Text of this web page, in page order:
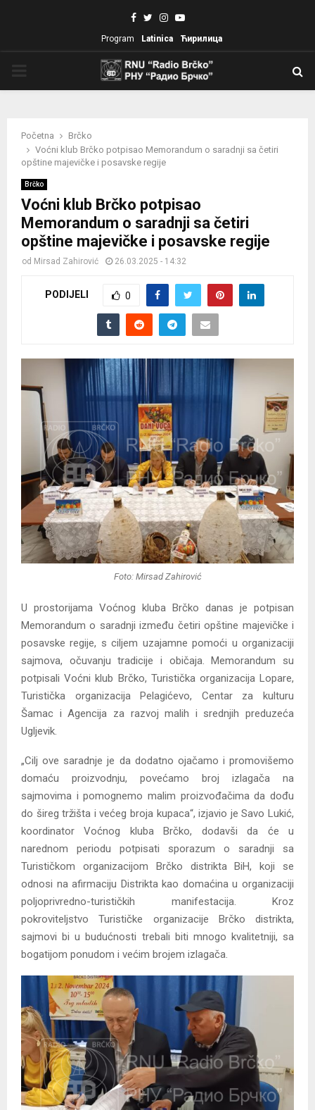
Facebook
TwitterInstagram
Youtube
Program Latinica Ћирилица
Početna
Brčko
Voćni klub Brčko potpisao Memorandum o saradnji sa četiri
opštine majevičke i posavske regije
Brčko
Voćni klub Brčko potpisao
Memorandum o saradnji sa četiri
opštine majevičke i posavske regije
od Mirsad Zahirović 26.03.2025 - 14:32
PODIJELI 0
Foto: Mirsad Zahirović
U prostorijama Voćnog kluba Brčko danas je potpisan
Memorandum o saradnji između četiri opštine majevičke i
posavske regije, s ciljem uzajamne pomoći u organizaciji
sajmova, očuvanju tradicije i običaja. Memorandum su
potpisali Voćni klub Brčko, Turistička organizacija Lopare,
Turistička organizacija Pelagićevo, Centar za kulturu
Šamac i Agencija za razvoj malih i srednjih preduzeća
Ugljevik.
„Cilj ove saradnje je da dodatno ojačamo i promovišemo
domaću proizvodnju, povećamo broj izlagača na
sajmovima i pomognemo malim proizvođačima da dođu
do šireg tržišta i većeg broja kupaca“, izjavio je Savo Lukić,
koordinator Voćnog kluba Brčko, dodavši da će u
narednom periodu potpisati sporazum o saradnji sa
Turističkom organizacijom Brčko distrikta BiH, koji se
odnosi na afirmaciju Distrikta kao domaćina u organizaciji
poljoprivredno-turističkih manifestacija. Kroz
pokroviteljstvo Turističke organizacije Brčko distrikta,
sajmovi bi u budućnosti trebali biti mnogo kvalitetniji, sa
bogatijom ponudom i većim brojem izlagača.